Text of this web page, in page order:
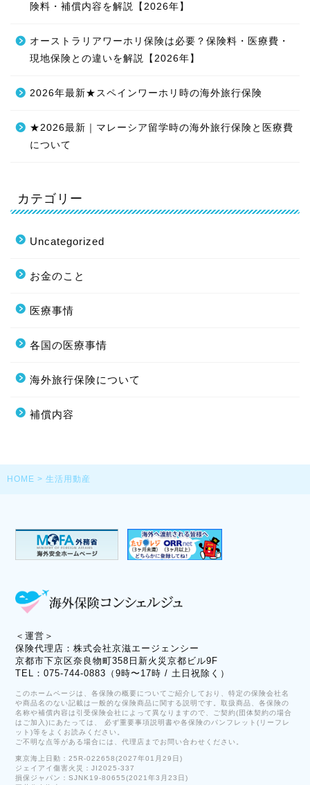
険料・補償内容を解説【2026年】
オーストラリアワーホリ保険は必要？保険料・医療費・
現地保険との違いを解説【2026年】
2026年最新★スペインワーホリ時の海外旅行保険
★2026最新｜マレーシア留学時の海外旅行保険と医療費
について
カテゴリー
Uncategorized
お金のこと
医療事情
各国の医療事情
海外旅行保険について
補償内容
HOME > 生活用動産
＜運営＞
保険代理店：株式会社京滋エージェンシー
京都市下京区奈良物町358日新火災京都ビル9F
TEL：075-744-0883（9時〜17時 / 土日祝除く）
このホームページは、各保険の概要についてご紹介しており、特定の保険会社名
や商品名のない記載は一般的な保険商品に関する説明です。取扱商品、各保険の
名称や補償内容は引受保険会社によって異なりますので、ご契約(団体契約の場合
はご加入)にあたっては、 必ず重要事項説明書や各保険のパンフレット(リーフレ
ット)等をよくお読みください。
ご不明な点等がある場合には、代理店までお問い合わせください。
東京海上日動：25R-022658(2027年01月29日)
ジェイアイ傷害火災：JI2025-337
損保ジャパン：SJNK19-80655(2021年3月23日)